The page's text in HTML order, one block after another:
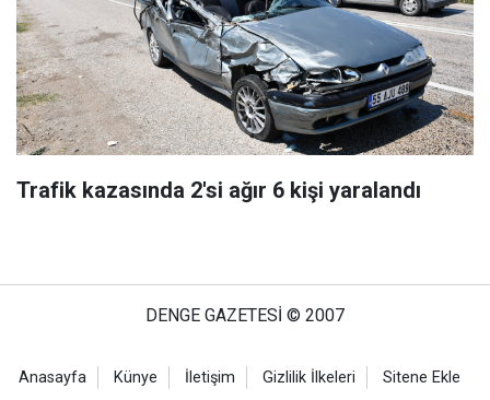
Trafik kazasında 2'si ağır 6 kişi yaralandı
DENGE GAZETESİ © 2007
Anasayfa Künye İletişim Gizlilik İlkeleri Sitene Ekle